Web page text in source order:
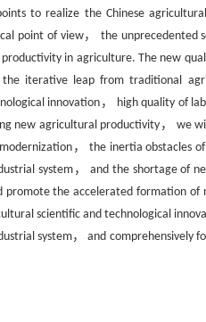
to realize the Chinese
point of view， the unprecedented
in agriculture. The new
iterative leap from traditional
innovation， high quality of
new agricultural productivity， we
， the inertia obstacles
system， and the shortage of
promote the accelerated formation
scientific and technological
system， and comprehensively